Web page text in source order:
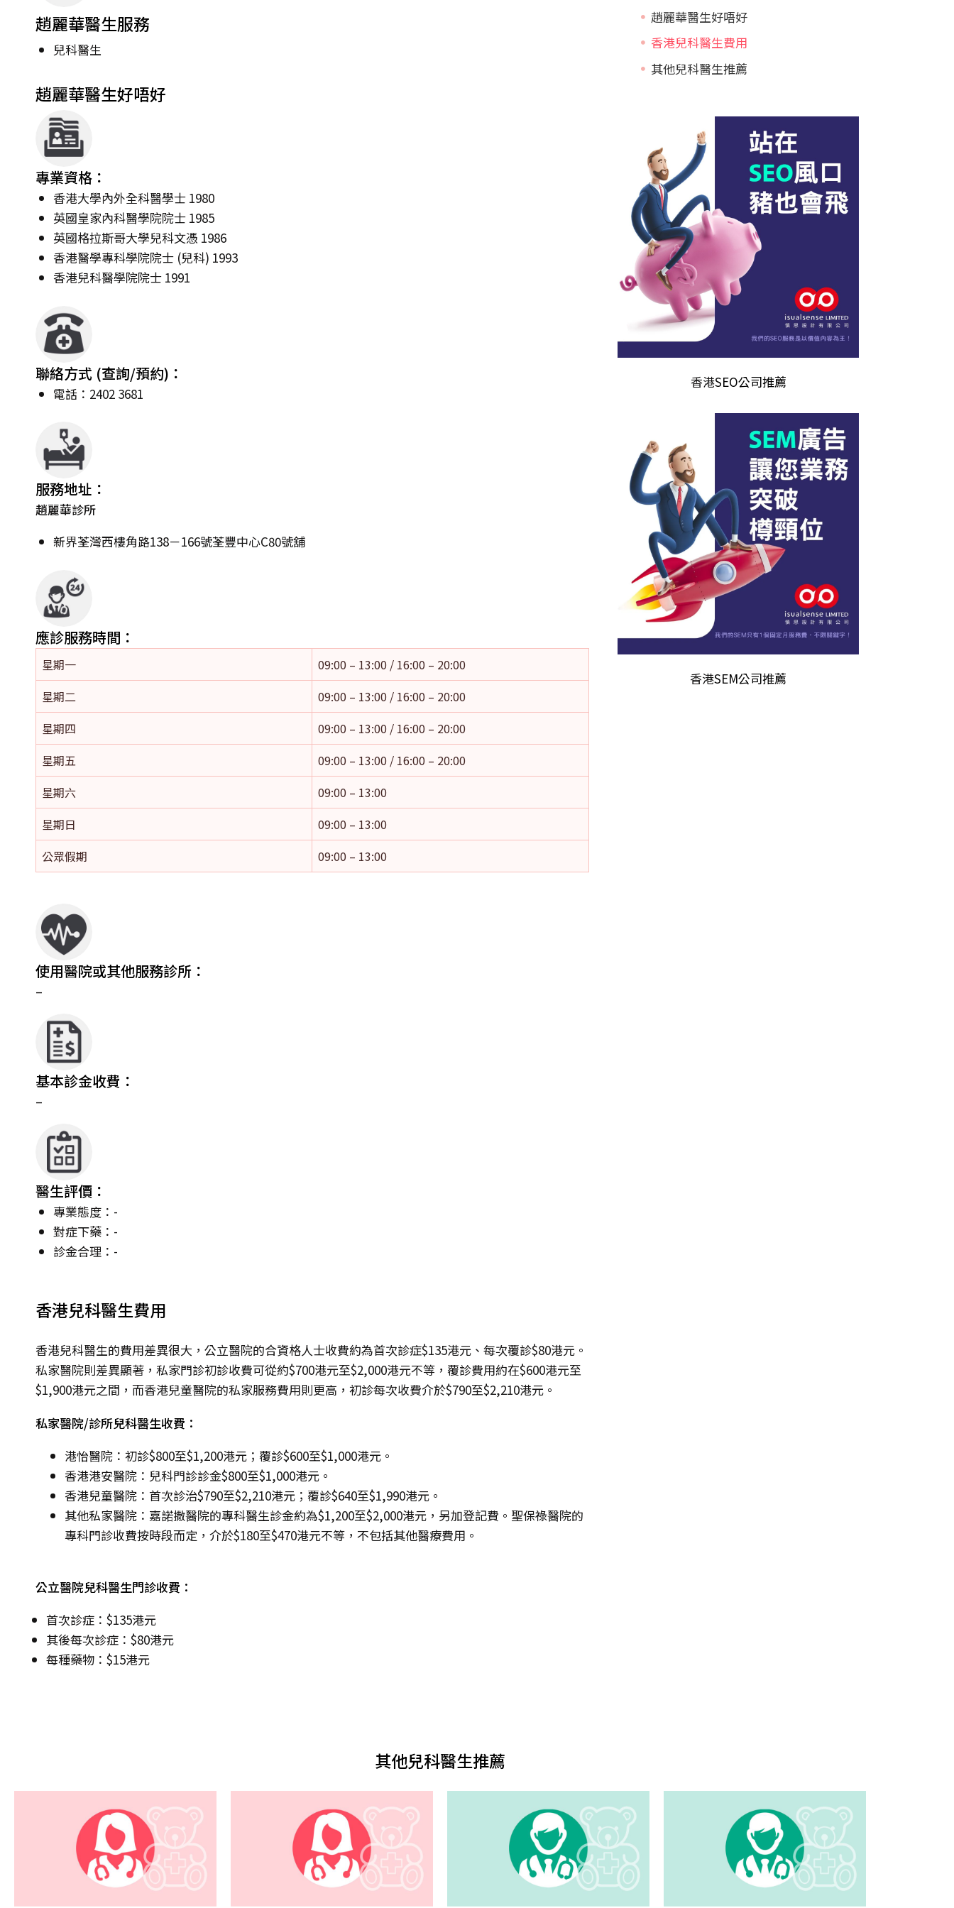
趙麗華醫生服務
兒科醫生
趙麗華醫生好唔好
專業資格：
香港大學內外全科醫學士 1980
英國皇家內科醫學院院士 1985
英國格拉斯哥大學兒科文憑 1986
香港醫學專科學院院士 (兒科) 1993
香港兒科醫學院院士 1991
聯絡方式 (查詢/預約)：
電話：2402 3681
服務地址：
趙麗華診所
新界荃灣西樓角路138－166號荃豐中心C80號舖
應診服務時間：
星期一
09:00 – 13:00 / 16:00 – 20:00
星期二
09:00 – 13:00 / 16:00 – 20:00
星期四
09:00 – 13:00 / 16:00 – 20:00
星期五
09:00 – 13:00 / 16:00 – 20:00
星期六
09:00 – 13:00
星期日
09:00 – 13:00
公眾假期
09:00 – 13:00
使用醫院或其他服務診所：
–
基本診金收費：
–
醫生評價：
專業態度：-
對症下藥：-
診金合理：-
香港兒科醫生費用
香港兒科醫生的費用差異很大，公立醫院的合資格人士收費約為首次診症$135港元、每次覆診$80港元。
私家醫院則差異顯著，私家門診初診收費可從約$700港元至$2,000港元不等，覆診費用約在$600港元至
$1,900港元之間，而香港兒童醫院的私家服務費用則更高，初診每次收費介於$790至$2,210港元。
私家醫院/診所兒科醫生收費：
港怡醫院：初診$800至$1,200港元；覆診$600至$1,000港元。
香港港安醫院：兒科門診診金$800至$1,000港元。
香港兒童醫院：首次診治$790至$2,210港元；覆診$640至$1,990港元。
其他私家醫院：嘉諾撒醫院的專科醫生診金約為$1,200至$2,000港元，另加登記費。聖保祿醫院的
專科門診收費按時段而定，介於$180至$470港元不等，不包括其他醫療費用。
公立醫院兒科醫生門診收費：
首次診症：$135港元
其後每次診症：$80港元
每種藥物：$15港元
趙麗華醫生好唔好
香港兒科醫生費用
其他兒科醫生推薦
香港SEO公司推薦
香港SEM公司推薦
其他兒科醫生推薦